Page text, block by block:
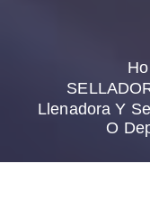
Llenadora Y
O